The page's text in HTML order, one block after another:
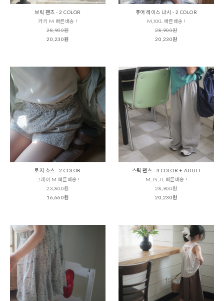
브릭 팬츠 - 2 COLOR
카키 M 빠른배송 !
28,900원
20,230원
퓨어 레이스 나시 - 2 COLOR
M,XXL 빠른배송 !
28,900원
20,230원
로지 쇼츠 - 2 COLOR
그레이 M 빠른배송 !
23,800원
16,660원
스틱 팬츠 - 3 COLOR + ADULT
M,JS,JL 빠른배송 !
28,900원
20,230원